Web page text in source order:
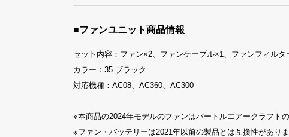
■ファンユニット商品情報
セット内容：ファン×2、ファンケーブル×1、ファンフィル
カラー：35.ブラック
対応機種：AC08、AC360、AC300
※本商品の2024年モデルのファンはバートルエアークラフト
※ファン・バッテリーは2021年以前の製品とは互換性がありま